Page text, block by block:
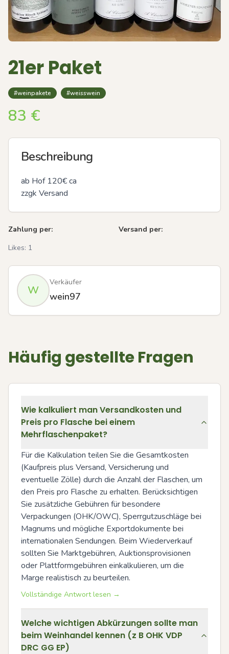
21er Paket
#weinpakete #weisswein
83 €
Beschreibung
ab Hof 120€ ca
zzgk Versand
Zahlung per:
Versand per:
Likes: 1
W
Verkäufer
wein97
Häufig gestellte Fragen
Wie kalkuliert man Versandkosten und
Preis pro Flasche bei einem
Mehrflaschenpaket?
Für die Kalkulation teilen Sie die Gesamtkosten
(Kaufpreis plus Versand, Versicherung und
eventuelle Zölle) durch die Anzahl der Flaschen, um
den Preis pro Flasche zu erhalten. Berücksichtigen
Sie zusätzliche Gebühren für besondere
Verpackungen (OHK/OWC), Sperrgutzuschläge bei
Magnums und mögliche Exportdokumente bei
internationalen Sendungen. Beim Wiederverkauf
sollten Sie Marktgebühren, Auktionsprovisionen
oder Plattformgebühren einkalkulieren, um die
Marge realistisch zu beurteilen.
Vollständige Antwort lesen →
Welche wichtigen Abkürzungen sollte man
beim Weinhandel kennen (z B OHK VDP
DRC GG EP)